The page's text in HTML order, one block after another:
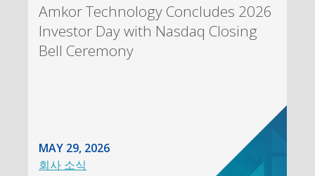
Amkor Technology Concludes 2026
Investor Day with Nasdaq Closing
Bell Ceremony
MAY 29, 2026
회사 소식